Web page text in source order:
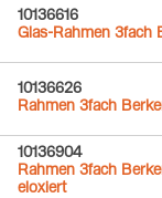
10136616
Glas-Rahmen 3fach
10136626
Rahmen 3fach
10136904
Rahmen 3fach
eloxiert